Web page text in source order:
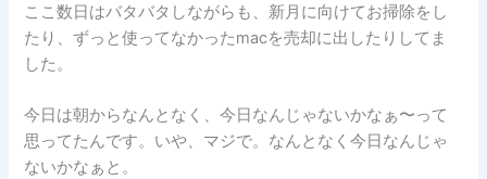
ここ数日はバタバタしながらも、新月に向けてお掃除をし
たり、ずっと使ってなかったmacを売却に出したりしてま
した。
今日は朝からなんとなく、今日なんじゃないかなぁ〜って
思ってたんです。いや、マジで。なんとなく今日なんじゃ
ないかなぁと。